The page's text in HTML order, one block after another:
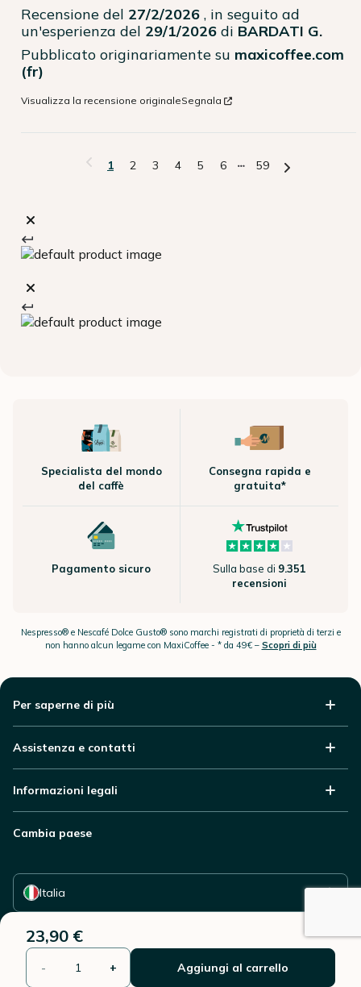
Recensione del 27/2/2026 , in seguito ad
un'esperienza del 29/1/2026 di BARDATI G.
Pubblicato originariamente su maxicoffee.com
(fr)
Visualizza la recensione originaleSegnala
1 2 3 4 5 6 59
23,90 €
- + Aggiungi al carrello
Specialista del mondo
del caffè
Consegna rapida e
gratuita*
Pagamento sicuro Sulla base di 9.351
recensioni
Nespresso® e Nescafé Dolce Gusto® sono marchi registrati di proprietà di terzi e
non hanno alcun legame con MaxiCoffee - * da 49€ – Scopri di più
Per saperne di più
Assistenza e contatti
Informazioni legali
Cambia paese
Italia
Seleziona il tuo paese
© 2006 - 2026 - Riproduzione vietata